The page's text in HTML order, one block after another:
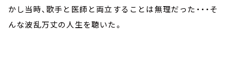
かし当時、歌手と医師と両立することは無理だった・・・そ
んな波乱万丈の人生を聴いた。